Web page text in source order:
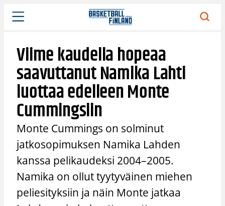
Siirry
sisältöön
Viime kaudella hopeaa
saavuttanut Namika Lahti
luottaa edelleen Monte
Cummingsiin
Monte Cummings on solminut
jatkosopimuksen Namika Lahden
kanssa pelikaudeksi 2004–2005.
Namika on ollut tyytyväinen miehen
peliesityksiin ja näin Monte jatkaa